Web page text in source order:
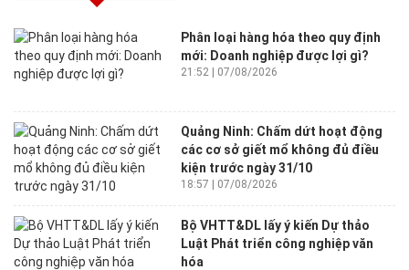
Phân loại hàng hóa theo quy định
mới: Doanh nghiệp được lợi gì?
21:52 | 07/08/2026
Quảng Ninh: Chấm dứt hoạt động
các cơ sở giết mổ không đủ điều
kiện trước ngày 31/10
18:57 | 07/08/2026
Bộ VHTT&DL lấy ý kiến Dự thảo
Luật Phát triển công nghiệp văn
hóa